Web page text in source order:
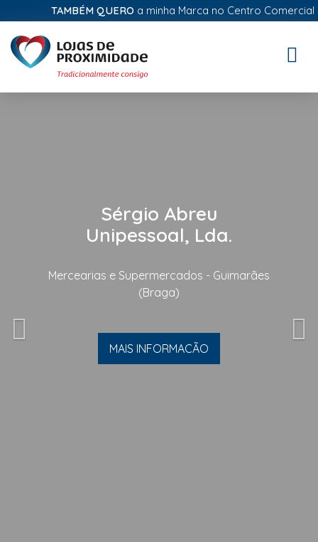
TAMBÉM QUEROa minha Marca no Centro Comercial
Sérgio Abreu
Unipessoal, Lda.
Mercearias e Supermercados - Guimarães
(Braga)
MAIS INFORMACÃO